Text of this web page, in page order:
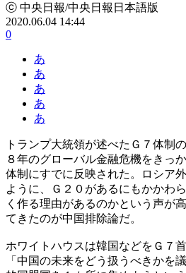
ⓒ 中央日報/中央日報日本語版
2020.06.04 14:44
0
あ
あ
あ
あ
あ
トランプ大統領が述べたＧ７体制
８年のグローバル金融危機をきっ
体制にすでに反映された。ロシア
ように、Ｇ２０があるにもかかわ
く作る理由があるのかという声が
てきたのが中国排除論だ。
ホワイトハウスは韓国などをＧ７
「中国の未来をどう扱うべきかを